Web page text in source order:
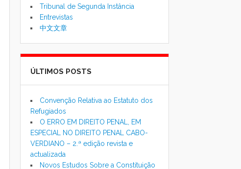
Tribunal de Segunda Instância
Entrevistas
中文文章
ÚLTIMOS POSTS
Convenção Relativa ao Estatuto dos
Refugiados
O ERRO EM DIREITO PENAL, EM
ESPECIAL NO DIREITO PENAL CABO-
VERDIANO – 2.ª edição revista e
actualizada
Novos Estudos Sobre a Constituição